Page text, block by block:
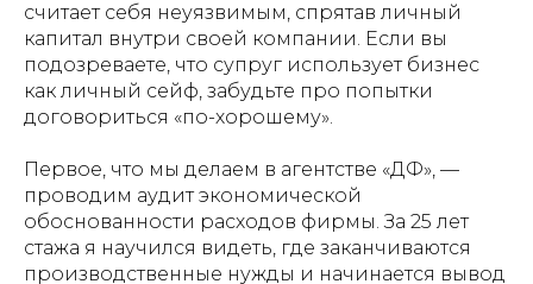
считает себя неуязвимым, спрятав личный
капитал внутри своей компании. Если вы
подозреваете, что супруг использует бизнес
как личный сейф, забудьте про попытки
договориться «по-хорошему».
Первое, что мы делаем в агентстве «ДФ», —
проводим аудит экономической
обоснованности расходов фирмы. За 25 лет
стажа я научился видеть, где заканчиваются
производственные нужды и начинается вывод